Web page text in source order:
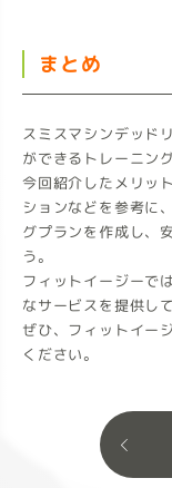
まとめ
スミスマシンデッド
ができるトレーニン
今回紹介したメリッ
ションなどを参考に
グプランを作成し、
う。
フィットイージーで
なサービスを提供し
ぜひ、フィットイー
ください。